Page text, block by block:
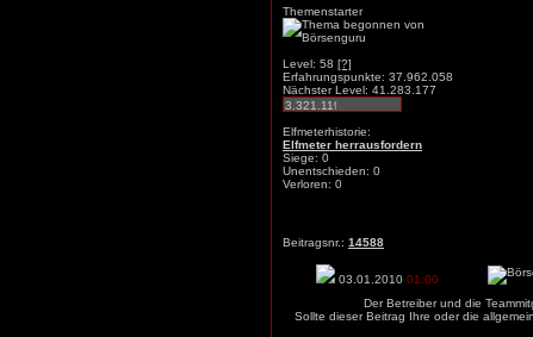
Themenstarter
Level: 58 [?]
Erfahrungspunkte: 37.962.058
Nächster Level: 41.283.177
Elfmeterhistorie:
Elfmeter herrausfordern
Siege: 0
Unentschieden: 0
Verloren: 0
Beitragsnr.: 14588
03.01.2010 01:00
Der Betreiber und die
Sollte dieser Beitrag Ihre oder die